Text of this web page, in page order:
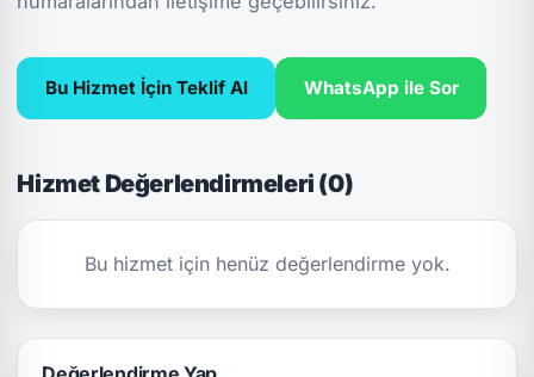
Bu Hizmet İçin Teklif Al WhatsApp ile Sor
Hizmet Değerlendirmeleri (0)
Bu hizmet için henüz değerlendirme yok.